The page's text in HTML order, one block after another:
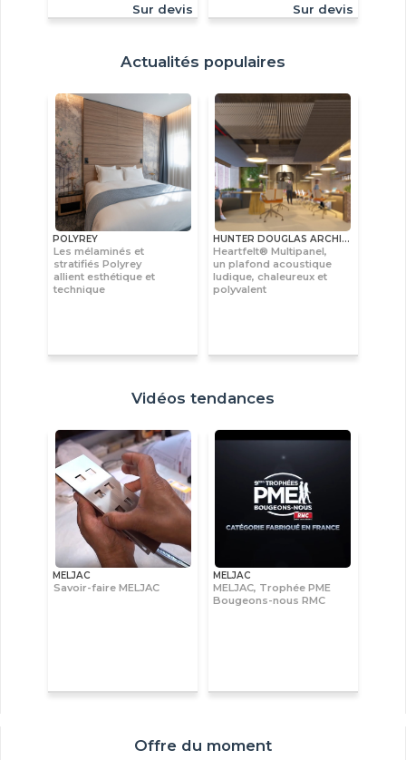
Sur devis Sur devis
Actualités populaires
POLYREY
Les mélaminés et
stratifiés Polyrey
allient esthétique et
technique
HUNTER DOUGLAS ARCHITECTURAL
Heartfelt® Multipanel,
un plafond acoustique
ludique, chaleureux et
polyvalent
Vidéos tendances
MELJAC
Savoir-faire MELJAC
MELJAC
MELJAC, Trophée PME
Bougeons-nous RMC
Offre du moment